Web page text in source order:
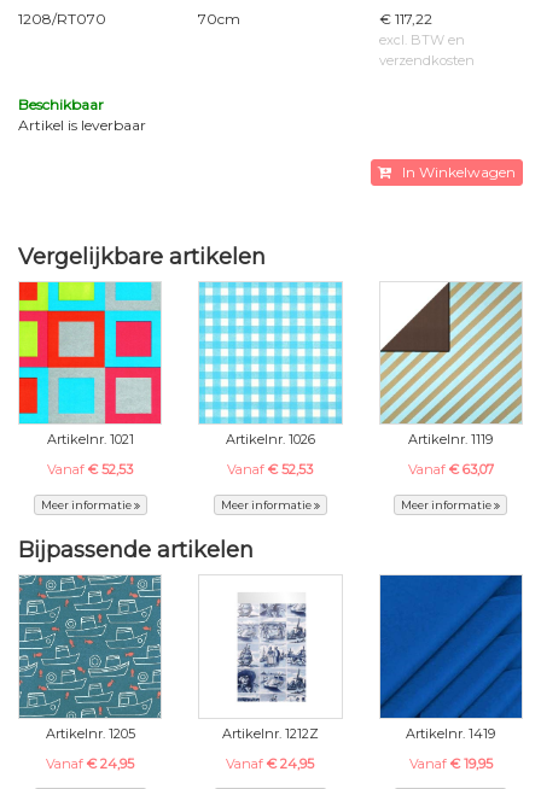
1208/RT070 70cm € 117,22
excl. BTW en
verzendkosten
Beschikbaar
Artikel is leverbaar
In Winkelwagen
Vergelijkbare artikelen
Artikelnr. 1021
Vanaf€ 52,53
Meer informatie
Artikelnr. 1026
Vanaf€ 52,53
Meer informatie
Artikelnr. 1119
Vanaf € 63,07
Meer informatie
Bijpassende artikelen
Artikelnr. 1205
Vanaf€ 24,95
Artikelnr. 1212Z
Vanaf€ 24,95
Artikelnr. 1419
Vanaf € 19,95